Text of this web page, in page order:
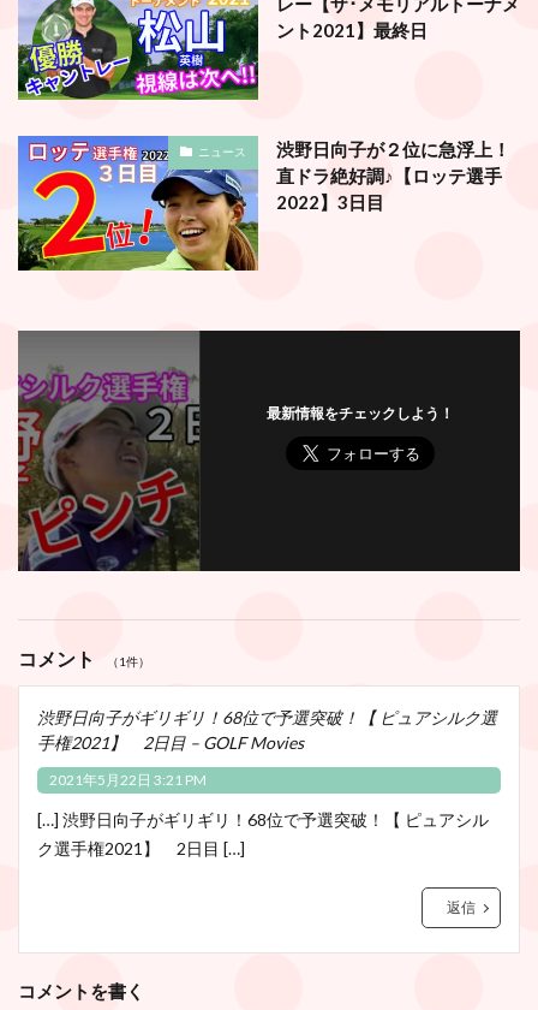
ント2021】最終日
ニュース
渋野日向子が２位に急浮上！
直ドラ絶好調♪【ロッテ選手
2022】3日目
最新情報をチェックしよう！
コメント （1件）
渋野日向子がギリギリ！68位で予選突破！【 ピュアシルク選
手権2021】 2日目 – GOLF Movies
2021年5月22日 3:21 PM
[…] 渋野日向子がギリギリ！68位で予選突破！【 ピュアシル
ク選手権2021】 2日目 […]
返信
コメントを書く